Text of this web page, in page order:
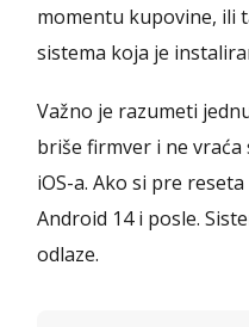
momentu kupovine, ili
sistema koja je
Važno je razumeti
briše firmver i ne
iOS-a. Ako si pre
Android 14 i posle.
odlaze.